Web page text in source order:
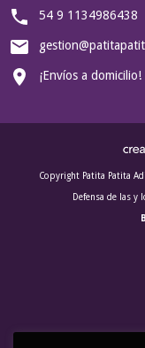
54 9 1134986438
¡Envíos a
Copyright Patita Patita
Defensa de las y